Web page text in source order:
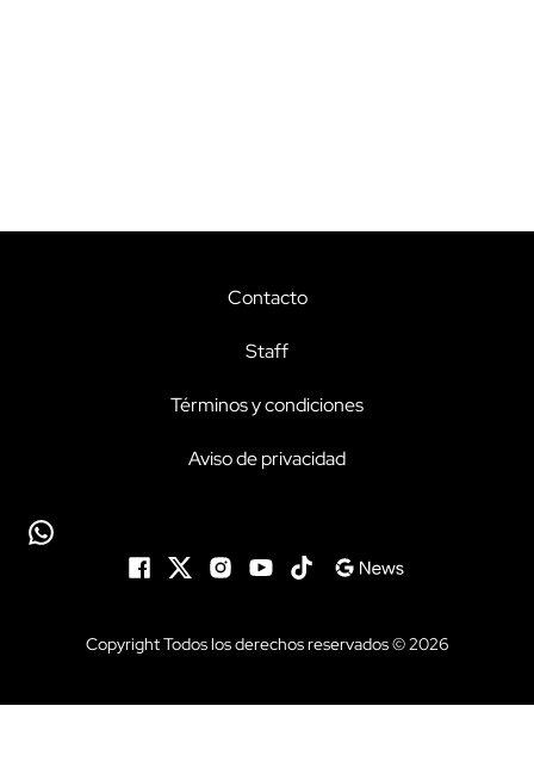
Contacto
Staff
Términos y condiciones
Aviso de privacidad
Copyright Todos los derechos reservados © 2026